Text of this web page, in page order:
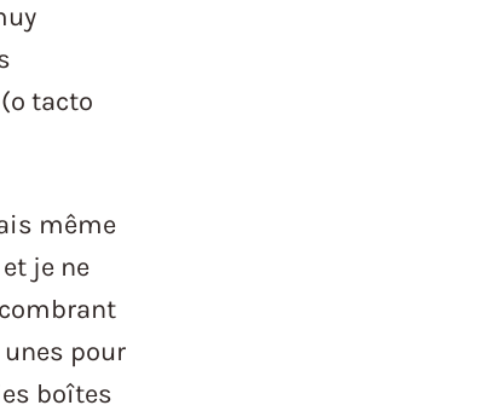
tacto
même
je ne
pour
boîtes